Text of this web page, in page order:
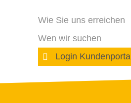
Wie Sie uns erreichen
Wen wir suchen
Login Kundenportal